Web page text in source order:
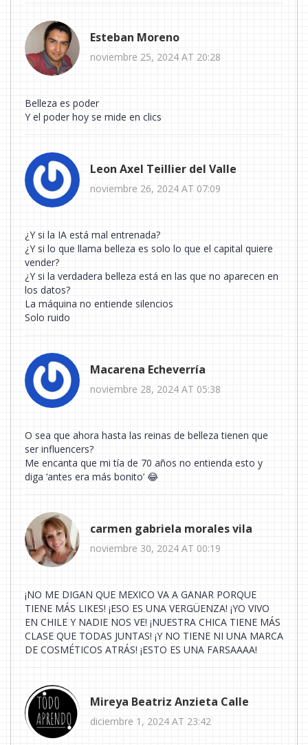
Esteban Moreno
noviembre 25, 2024 AT 20:28
Belleza es poder
Y el poder hoy se mide en clics
Leon Axel Teillier del Valle
noviembre 26, 2024 AT 07:09
¿Y si la IA está mal entrenada?
¿Y si lo que llama belleza es solo lo que el capital quiere
vender?
¿Y si la verdadera belleza está en las que no aparecen en
los datos?
La máquina no entiende silencios
Solo ruido
Macarena Echeverría
noviembre 28, 2024 AT 05:38
O sea que ahora hasta las reinas de belleza tienen que
ser influencers?
Me encanta que mi tía de 70 años no entienda esto y
diga ‘antes era más bonito’ 😂
carmen gabriela morales vila
noviembre 30, 2024 AT 00:19
¡NO ME DIGAN QUE MEXICO VA A GANAR PORQUE
TIENE MÁS LIKES! ¡ESO ES UNA VERGÜENZA! ¡YO VIVO
EN CHILE Y NADIE NOS VE! ¡NUESTRA CHICA TIENE MÁS
CLASE QUE TODAS JUNTAS! ¡Y NO TIENE NI UNA MARCA
DE COSMÉTICOS ATRÁS! ¡ESTO ES UNA FARSAAAA!
Mireya Beatriz Anzieta Calle
diciembre 1, 2024 AT 23:42